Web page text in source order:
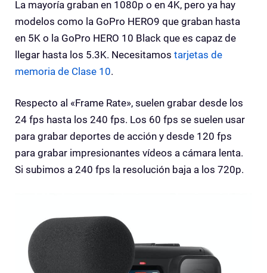
La mayoría graban en 1080p o en 4K, pero ya hay
modelos como la GoPro HERO9 que graban hasta
en 5K o la GoPro HERO 10 Black que es capaz de
llegar hasta los 5.3K. Necesitamos tarjetas de
memoria de Clase 10.
Respecto al «Frame Rate», suelen grabar desde los
24 fps hasta los 240 fps. Los 60 fps se suelen usar
para grabar deportes de acción y desde 120 fps
para grabar impresionantes vídeos a cámara lenta.
Si subimos a 240 fps la resolución baja a los 720p.